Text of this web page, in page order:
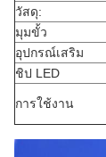
วัสดุ:
มุมขั้ว
อุปกรณ์เสริม
ชิป LED
การใช้งาน